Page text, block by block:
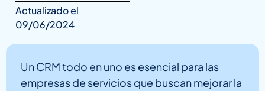
Actualizado el
09/06/2024
Un CRM todo en uno es esencial para las
empresas de servicios que buscan mejorar la